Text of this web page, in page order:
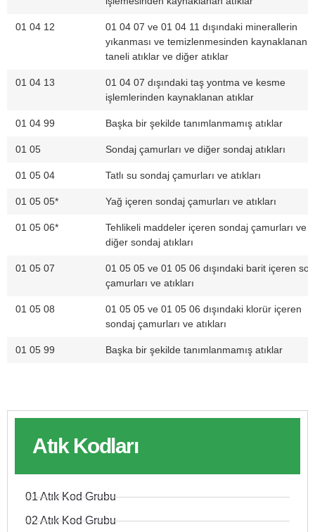
01 04 12
01 04 07 ve 01 04 11 dışındaki minerallerin
yıkanması ve temizlenmesinden kaynaklanan
taneli atıklar ve diğer atıklar
01 04 13
01 04 07 dışındaki taş yontma ve kesme
işlemlerinden kaynaklanan atıklar
01 04 99 Başka bir şekilde tanımlanmamış atıklar
01 05 Sondaj çamurları ve diğer sondaj atıkları
01 05 04 Tatlı su sondaj çamurları ve atıkları
01 05 05* Yağ içeren sondaj çamurları ve atıkları
01 05 06*
Tehlikeli maddeler içeren sondaj çamurları ve
diğer sondaj atıkları
01 05 07
01 05 05 ve 01 05 06 dışındaki barit içeren
çamurları ve atıkları
01 05 08
01 05 05 ve 01 05 06 dışındaki klorür içeren
sondaj çamurları ve atıkları
01 05 99 Başka bir şekilde tanımlanmamış atıklar
Atık Kodları
01 Atık Kod Grubu
02 Atık Kod Grubu